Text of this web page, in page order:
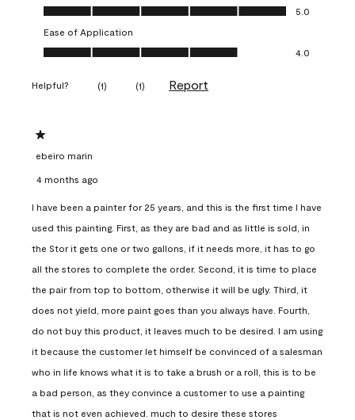
Value of Product, 5.0 out of 5
5.0
Ease of Application
Ease of Application, 4.0 out of 5
4.0
Helpful? (1) (1) Report
1 out of 5 stars.
ebeiro marin
4 months ago
I have been a painter for 25 years, and this is the first time I have
used this painting. First, as they are bad and as little is sold, in
the Stor it gets one or two gallons, if it needs more, it has to go
all the stores to complete the order. Second, it is time to place
the pair from top to bottom, otherwise it will be ugly. Third, it
does not yield, more paint goes than you always have. Fourth,
do not buy this product, it leaves much to be desired. I am using
it because the customer let himself be convinced of a salesman
who in life knows what it is to take a brush or a roll, this is to be
a bad person, as they convince a customer to use a painting
that is not even achieved. much to desire these stores